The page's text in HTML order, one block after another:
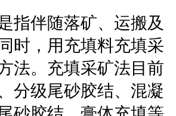
指伴随落矿、运搬及
时，用充填料充填采
法。充填采矿法目前
分级尾砂胶结、混凝